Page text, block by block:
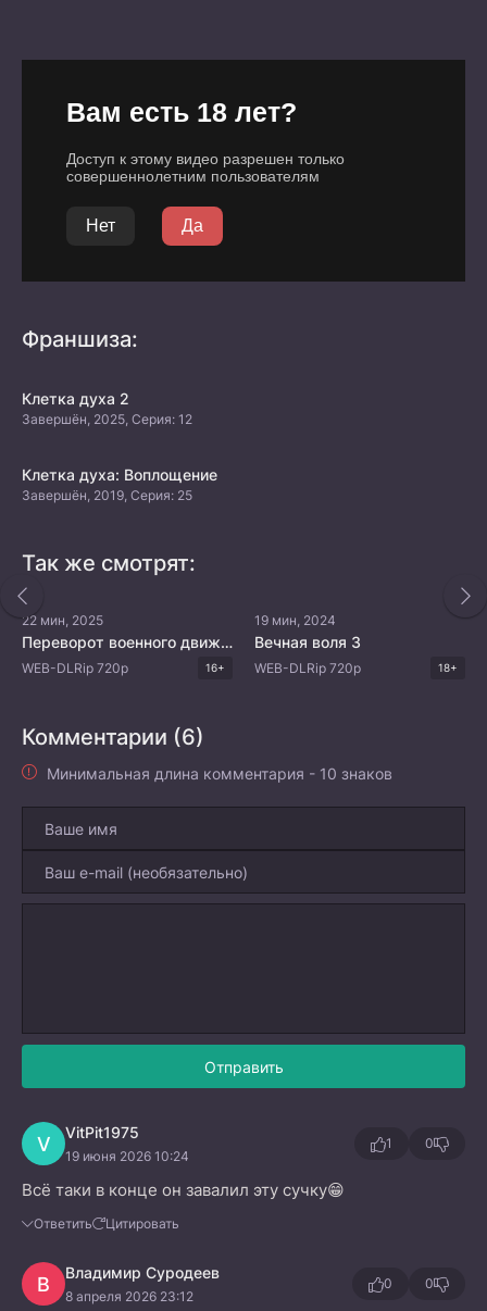
Франшиза:
Клетка духа 2
Завершён, 2025, Серия: 12
Клетка духа: Воплощение
Завершён, 2019, Серия: 25
Так же смотрят:
22 мин, 2025
Переворот военного движения 5
WEB-DLRip 720p 16+
19 мин, 2024
Вечная воля 3
WEB-DLRip 720p 18+
Комментарии (6)
Минимальная длина комментария - 10 знаков
Отправить
V VitPit1975
19 июня 2026 10:24
1 0
Всё таки в конце он завалил эту сучку😁
Ответить Цитировать
В Владимир Суродеев
8 апреля 2026 23:12
0 0